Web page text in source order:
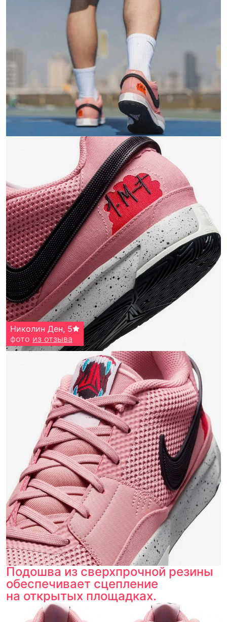
Николин Ден, 5
фото из отзыва
Подошва из сверхпрочной резины
обеспечивает сцепление
на открытых площадках.